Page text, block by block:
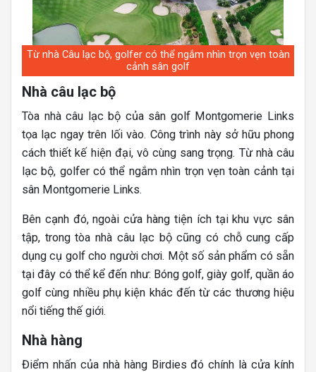
Từ nhà Câu lạc bộ, golfer có thể ngắm nhìn trọn vẹn toàn
cảnh sân golf
Nhà câu lạc bộ
Tòa nhà câu lạc bộ của sân golf Montgomerie Links
tọa lạc ngay trên lối vào. Công trình này sở hữu phong
cách thiết kế hiện đại, vô cùng sang trọng. Từ nhà câu
lạc bộ, golfer có thể ngắm nhìn trọn vẹn toàn cảnh tại
sân Montgomerie Links.
Bên cạnh đó, ngoài cửa hàng tiện ích tại khu vực sân
tập, trong tòa nhà câu lạc bộ cũng có chỗ cung cấp
dụng cụ golf cho người chơi. Một số sản phẩm có sẵn
tại đây có thể kể đến như: Bóng golf, giày golf, quần áo
golf cùng nhiều phụ kiện khác đến từ các thương hiệu
nổi tiếng thế giới.
Nhà hàng
Điểm nhấn của nhà hàng Birdies đó chính là cửa kính